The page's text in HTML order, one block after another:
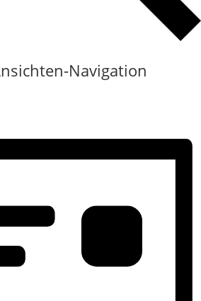
Navigation